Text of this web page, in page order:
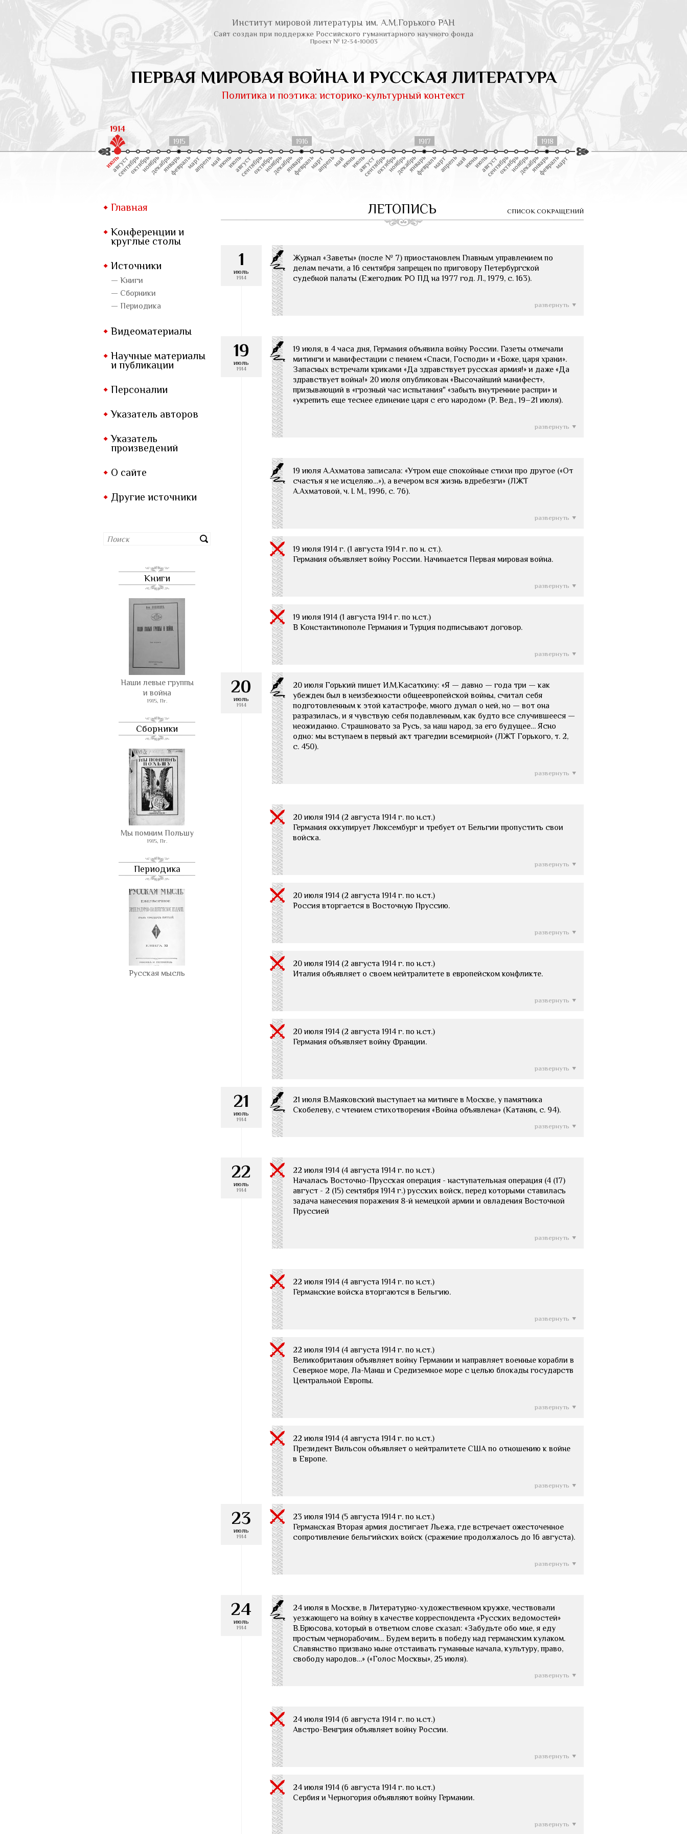
Институт мировой литературы им. А.М.Горького РАН
Сайт создан при поддержке Российского гуманитарного научного фонда
Проект № 12-34-10003
ПЕРВАЯ МИРОВАЯ ВОЙНА И РУССКАЯ ЛИТЕРАТУРА
Политика и поэтика: историко-культурный контекст
1914 1915 1916 1917 1918
1914
Главная
Конференции и
круглые столы
Источники
— Книги
— Сборники
— Периодика
Видеоматериалы
Научные материалы
и публикации
Персоналии
Указатель авторов
Указатель
произведений
О сайте
Другие источники
Книги
Наши левые группы
и война
1915, Пг.
Сборники
Мы помним Польшу
1915, Пг.
Периодика
Русская мысль
СПИСОК СОКРАЩЕНИЙ
ЛЕТОПИСЬ
1
июль
1914
Журнал «Заветы» (после № 7) приостановлен Главным управлением по
делам печати, а 16 сентября запрещен по приговору Петербургской
судебной палаты (Ежегодник РО ПД на 1977 год. Л., 1979, с. 163).
развернуть
19
июль
1914
19 июля, в 4 часа дня, Германия объявила войну России. Газеты отмечали
митинги и манифестации с пением «Спаси, Господи» и «Боже, царя храни».
Запасных встречали криками «Да здравствует русская армия!» и даже «Да
здравствует война!» 20 июля опубликован «Высочайший манифест»,
призывающий в «грозный час испытания" «забыть внутренние распри» и
«укрепить еще теснее единение царя с его народом» (Р. Вед., 19–21 июля).
развернуть
19 июля А.Ахматова записала: «Утром еще спокойные стихи про другое («От
счастья я не исцеляю…»), а вечером вся жизнь вдребезги» (ЛЖТ
А.Ахматовой, ч. I. М., 1996, с. 76).
развернуть
19 июля 1914 г. (1 августа 1914 г. по н. ст.).
Германия объявляет войну России. Начинается Первая мировая война.
развернуть
19 июля 1914 (1 августа 1914 г. по н.ст.)
В Константинополе Германия и Турция подписывают договор.
развернуть
20
июль
1914
20 июля Горький пишет И.М.Касаткину: «Я — давно — года три — как
убежден был в неизбежности общеевропейской войны, считал себя
подготовленным к этой катастрофе, много думал о ней, но — вот она
разразилась, и я чувствую себя подавленным, как будто все случившееся —
неожиданно. Страшновато за Русь, за наш народ, за его будущее… Ясно
одно: мы вступаем в первый акт трагедии всемирной» (ЛЖТ Горького, т. 2,
с. 450).
развернуть
20 июля 1914 (2 августа 1914 г. по н.ст.)
Германия оккупирует Люксембург и требует от Бельгии пропустить свои
войска.
развернуть
20 июля 1914 (2 августа 1914 г. по н.ст.)
Россия вторгается в Восточную Пруссию.
развернуть
20 июля 1914 (2 августа 1914 г. по н.ст.)
Италия объявляет о своем нейтралитете в европейском конфликте.
развернуть
20 июля 1914 (2 августа 1914 г. по н.ст.)
Германия объявляет войну Франции.
развернуть
21
июль
1914
21 июля В.Маяковский выступает на митинге в Москве, у памятника
Скобелеву, с чтением стихотворения «Война объявлена» (Катанян, с. 94).
развернуть
22
июль
1914
22 июля 1914 (4 августа 1914 г. по н.ст.)
Началась Восточно-Прусская операция - наступательная операция (4 (17)
август - 2 (15) сентября 1914 г.) русских войск, перед которыми ставилась
задача нанесения поражения 8-й немецкой армии и овладения Восточной
Пруссией
развернуть
22 июля 1914 (4 августа 1914 г. по н.ст.)
Германские войска вторгаются в Бельгию.
развернуть
22 июля 1914 (4 августа 1914 г. по н.ст.)
Великобритания объявляет войну Германии и направляет военные корабли в
Северное море, Ла-Манш и Средиземное море с целью блокады государств
Центральной Европы.
развернуть
22 июля 1914 (4 августа 1914 г. по н.ст.)
Президент Вильсон объявляет о нейтралитете США по отношению к войне
в Европе.
развернуть
23
июль
1914
23 июля 1914 (5 августа 1914 г. по н.ст.)
Германская Вторая армия достигает Льежа, где встречает ожесточенное
сопротивление бельгийских войск (сражение продолжалось до 16 августа).
развернуть
24
июль
1914
24 июля в Москве, в Литературно-художественном кружке, чествовали
уезжающего на войну в качестве корреспондента «Русских ведомостей»
В.Брюсова, который в ответном слове сказал: «Забудьте обо мне, я еду
простым чернорабочим… Будем верить в победу над германским кулаком.
Славянство призвано ныне отстаивать гуманные начала, культуру, право,
свободу народов…» («Голос Москвы», 25 июля).
развернуть
24 июля 1914 (6 августа 1914 г. по н.ст.)
Австро-Венгрия объявляет войну России.
развернуть
24 июля 1914 (6 августа 1914 г. по н.ст.)
Сербия и Черногория объявляют войну Германии.
развернуть